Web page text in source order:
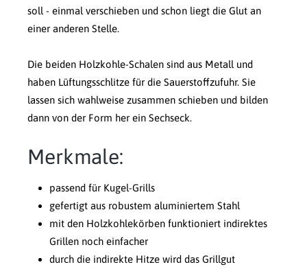
soll - einmal verschieben und schon liegt die Glut an
einer anderen Stelle.
Die beiden Holzkohle-Schalen sind aus Metall und
haben Lüftungsschlitze für die Sauerstoffzufuhr. Sie
lassen sich wahlweise zusammen schieben und bilden
dann von der Form her ein Sechseck.
Merkmale:
passend für Kugel-Grills
gefertigt aus robustem aluminiertem Stahl
mit den Holzkohlekörben funktioniert indirektes
Grillen noch einfacher
durch die indirekte Hitze wird das Grillgut